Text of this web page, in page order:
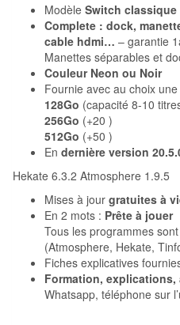
Modèle Switch classique
Complete : dock,
cable hdmi… – garantie
Manettes séparables et
Couleur Neon ou Noir
Fournie avec au choix
128Go (capacité 8-10
256Go (+20 )
512Go (+50 )
En dernière version
Hekate 6.3.2 Atmosphere 1.9.5
Mises à jour gratuites à
En 2 mots : Prête à jouer
Tous les programmes
(Atmosphere, Hekate,
Fiches explicatives
Formation, explications,
Whatsapp, téléphone sur